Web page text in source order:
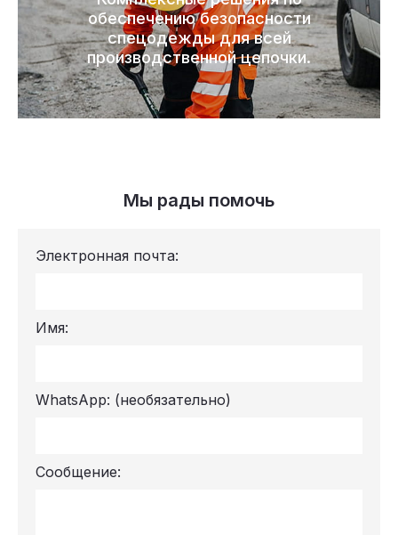
обеспечению безопасности
спецодежды для всей
производственной цепочки.
Мы рады помочь
Электронная почта:
Имя:
WhatsApp: (необязательно)
Сообщение: